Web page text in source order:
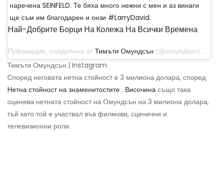
наречена SEINFELD. Те бяха много нежни с мен и аз винаги
ще съм им благодарен и онзи #LarryDavid.
Най-Добрите Борци На Колежа На Всички Времена
Публикация, споделена от Тимъти Омундсън (@omundson) на 11 октомври 2018 г. в 18:11 ч. PDT
Тимъти Омундсън | Instagram
Според неговата нетна стойност е 3 милиона долара, според
Нетна стойност на знаменитостите . Височина също така
оценява нетната стойност на Омундсън на 3 милиона долара,
тъй като той е участвал във филмови, сценични и
телевизионни роли.